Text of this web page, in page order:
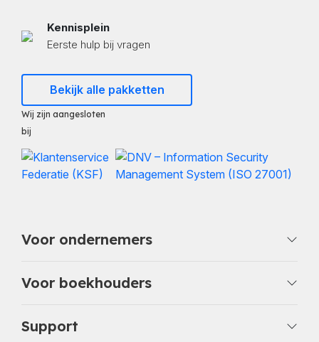
Kennisplein
Eerste hulp bij vragen
Bekijk alle pakketten
Wij zijn aangesloten
bij
Voor ondernemers
Voor boekhouders
Support